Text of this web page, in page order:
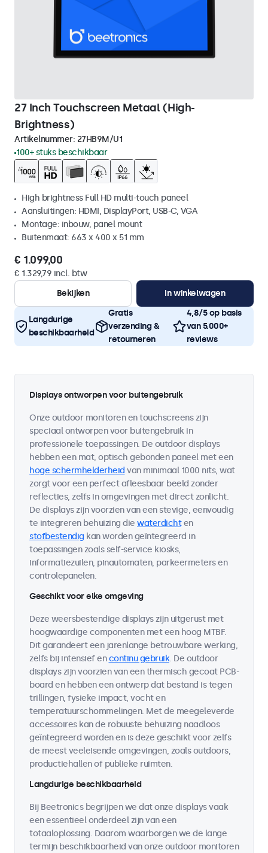
27 Inch Touchscreen Metaal (High-
Brightness)
Artikelnummer: 27HB9M/U1
100+ stuks beschikbaar
High brightness Full HD multi-touch paneel
Aansluitingen: HDMI, DisplayPort, USB-C, VGA
Montage: inbouw, panel mount
Buitenmaat: 663 x 400 x 51 mm
€ 1.099,00
€ 1.329,79 incl. btw
Bekijken
In winkelwagen
Langdurige
beschikbaarheid
Gratis
verzending &
retourneren
4,8/5 op basis
van 5.000+
reviews
Displays ontworpen voor buitengebruik
Onze outdoor monitoren en touchscreens zijn
speciaal ontworpen voor buitengebruik in
professionele toepassingen. De outdoor displays
hebben een mat, optisch gebonden paneel met een
hoge schermhelderheid van minimaal 1000 nits, wat
zorgt voor een perfect afleesbaar beeld zonder
reflecties, zelfs in omgevingen met direct zonlicht.
De displays zijn voorzien van een stevige, eenvoudig
te integreren behuizing die waterdichten
stofbestendig kan worden geïntegreerd in
toepassingen zoals self-service kiosks,
informatiezuilen, pinautomaten, parkeermeters en
controlepanelen.
Geschikt voor elke omgeving
Deze weersbestendige displays zijn uitgerust met
hoogwaardige componenten met een hoog MTBF.
Dit garandeert een jarenlange betrouwbare werking,
zelfs bij intensief encontinu gebruik. De outdoor
displays zijn voorzien van een thermisch gecoat PCB-
board en hebben een ontwerp dat bestand is tegen
trillingen, fysieke impact, vocht en
temperatuurschommelingen. Met de meegeleverde
accessoires kan de robuuste behuizing naadloos
geïntegreerd worden en is deze geschikt voor zelfs
de meest veeleisende omgevingen, zoals outdoors,
productiehallen of publieke ruimten.
Langdurige beschikbaarheid
Bij Beetronics begrijpen we dat onze displays vaak
een essentieel onderdeel zijn van een
totaaloplossing. Daarom waarborgen we de lange
termijn beschikbaarheid van onze outdoor monitoren